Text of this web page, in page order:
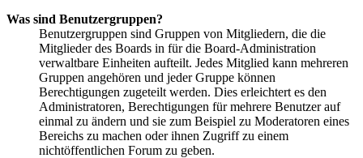
Was sind Benutzergruppen?
Benutzergruppen sind Gruppen von Mitgliedern, die die
Mitglieder des Boards in für die Board-Administration
verwaltbare Einheiten aufteilt. Jedes Mitglied kann mehreren
Gruppen angehören und jeder Gruppe können
Berechtigungen zugeteilt werden. Dies erleichtert es den
Administratoren, Berechtigungen für mehrere Benutzer auf
einmal zu ändern und sie zum Beispiel zu Moderatoren eines
Bereichs zu machen oder ihnen Zugriff zu einem
nichtöffentlichen Forum zu geben.